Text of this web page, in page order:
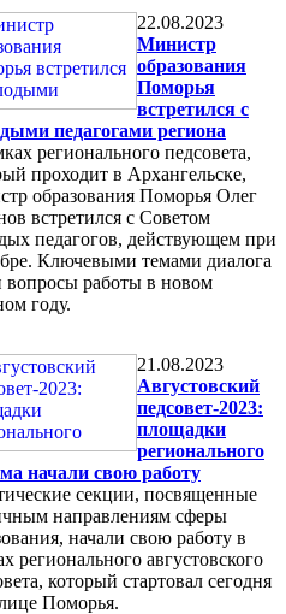
22.08.2023
Министр
образования
Поморья
встретился с
педагогами региона
регионального педсовета,
проходит в Архангельске,
образования Поморья Олег
встретился с Советом
педагогов, действующем при
Ключевыми темами диалога
вопросы работы в новом
году.
21.08.2023
Августовский
педсовет-2023:
площадки
регионального
начали свою работу
секции, посвященные
направлениям сферы
начали свою работу в
регионального августовского
который стартовал сегодня
Поморья.